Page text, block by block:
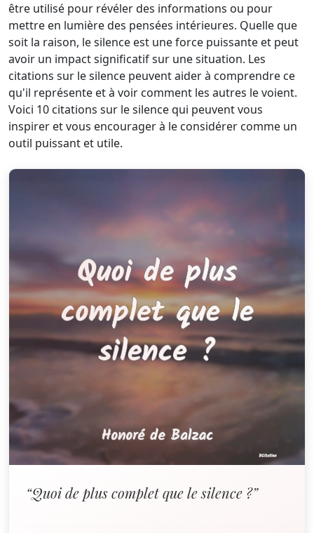
être utilisé pour révéler des informations ou pour
mettre en lumière des pensées intérieures. Quelle que
soit la raison, le silence est une force puissante et peut
avoir un impact significatif sur une situation. Les
citations sur le silence peuvent aider à comprendre ce
qu'il représente et à voir comment les autres le voient.
Voici 10 citations sur le silence qui peuvent vous
inspirer et vous encourager à le considérer comme un
outil puissant et utile.
“Quoi de plus complet que le silence ?”